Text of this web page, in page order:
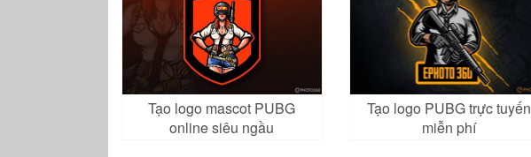
Tạo logo mascot PUBG
online siêu ngầu
Tạo logo PUBG trực tuyến
miễn phí